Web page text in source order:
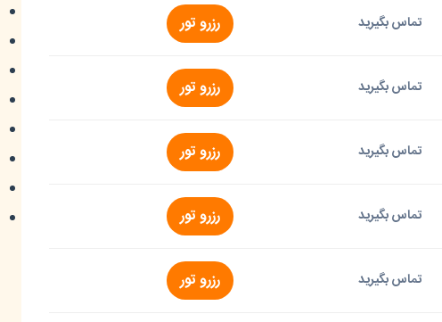
تماس بگیرید رزرو تور
تماس بگیرید رزرو تور
تماس بگیرید رزرو تور
تماس بگیرید رزرو تور
تماس بگیرید رزرو تور